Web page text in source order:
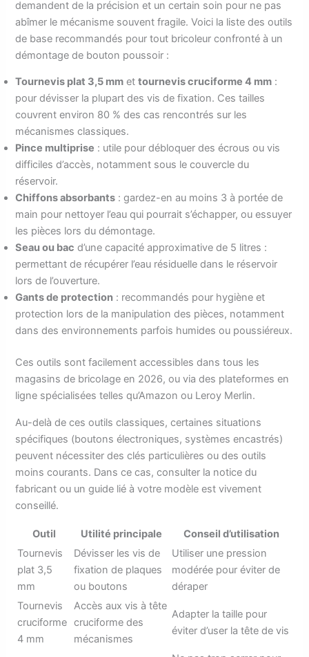
demandent de la précision et un certain soin pour ne pas
abîmer le mécanisme souvent fragile. Voici la liste des outils
de base recommandés pour tout bricoleur confronté à un
démontage de bouton poussoir :
Tournevis plat 3,5 mm ettournevis cruciforme 4 mm :
pour dévisser la plupart des vis de fixation. Ces tailles
couvrent environ 80 % des cas rencontrés sur les
mécanismes classiques.
Pince multiprise : utile pour débloquer des écrous ou vis
difficiles d’accès, notamment sous le couvercle du
réservoir.
Chiffons absorbants : gardez-en au moins 3 à portée de
main pour nettoyer l’eau qui pourrait s’échapper, ou essuyer
les pièces lors du démontage.
Seau ou bac d’une capacité approximative de 5 litres :
permettant de récupérer l’eau résiduelle dans le réservoir
lors de l’ouverture.
Gants de protection : recommandés pour hygiène et
protection lors de la manipulation des pièces, notamment
dans des environnements parfois humides ou poussiéreux.
Ces outils sont facilement accessibles dans tous les
magasins de bricolage en 2026, ou via des plateformes en
ligne spécialisées telles qu’Amazon ou Leroy Merlin.
Au-delà de ces outils classiques, certaines situations
spécifiques (boutons électroniques, systèmes encastrés)
peuvent nécessiter des clés particulières ou des outils
moins courants. Dans ce cas, consulter la notice du
fabricant ou un guide lié à votre modèle est vivement
conseillé.
Outil Utilité principale
Conseil d’utilisation
Tournevis
plat 3,5
mm
Dévisser les vis de
fixation de plaques
ou boutons
Utiliser une pression
modérée pour éviter de
déraper
Tournevis
cruciforme
4 mm
Accès aux vis à tête
cruciforme des
mécanismes
Adapter la taille pour
éviter d’user la tête de vis